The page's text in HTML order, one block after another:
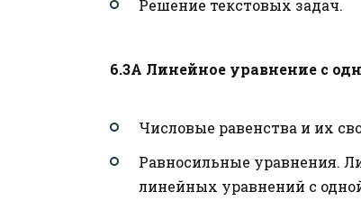
Решение текстовых задач.
6.3А Линейное уравнение с
Числовые равенства и их
Равносильные уравнения.
линейных уравнений с